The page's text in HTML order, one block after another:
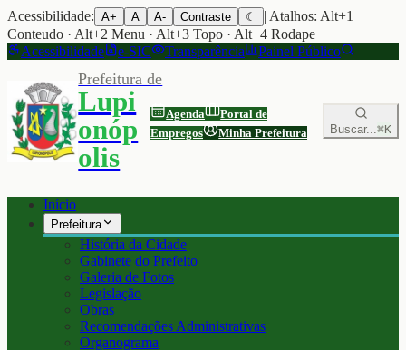
Acessibilidade: A+ A A- Contraste ☾
| Atalhos: Alt+1
Conteudo · Alt+2 Menu · Alt+3 Topo · Alt+4 Rodape
Acessibilidade
e-SIC Transparência Painel Público
Prefeitura de
Lupi
onóp
olis
Agenda
Portal de
Empregos
Minha Prefeitura Buscar...⌘K
Início
Prefeitura
História da Cidade
Gabinete do Prefeito
Galeria de Fotos
Legislação
Obras
Recomendações Administrativas
Organograma